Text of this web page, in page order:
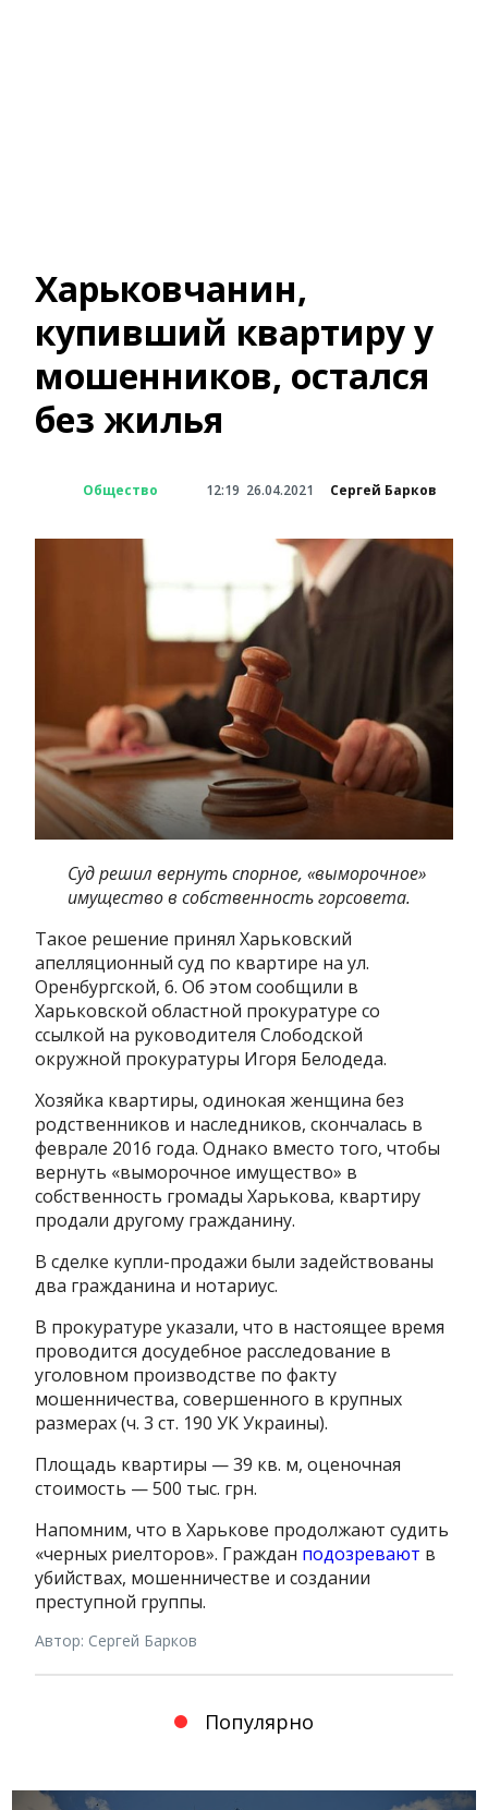
Харьковчанин,
купивший квартиру у
мошенников, остался
без жилья
Общество 12:19 26.04.2021 Сергей Барков
Суд решил вернуть спорное, «выморочное»
имущество в собственность горсовета.
Такое решение принялХарьковский
апелляционный суд по квартире на ул.
Оренбургской, 6. Об этом сообщили в
Харьковской областной прокуратуре со
ссылкой на руководителя Слободской
окружной прокуратуры Игоря Белодеда.
Хозяйка квартиры, одинокая женщина без
родственников и наследников, скончалась в
феврале 2016 года. Однако вместо того, чтобы
вернуть «выморочное имущество» в
собственность громады Харькова, квартиру
продали другому гражданину.
В сделке купли-продажи были задействованы
два гражданина и нотариус.
В прокуратуре указали, что в настоящее время
проводится досудебное расследование в
уголовном производстве по факту
мошенничества, совершенного в крупных
размерах (ч. 3 ст. 190 УК Украины).
Площадь квартиры —39 кв. м, оценочная
стоимость — 500 тыс. грн.
Напомним, что в Харькове продолжают судить
«черных риелторов». Граждан подозревают в
убийствах, мошенничестве и создании
преступной группы.
Автор: Сергей Барков
Популярно